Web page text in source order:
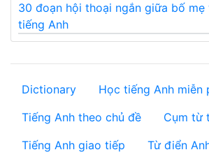
30 đoạn hội thoại ngắn giữa bố mẹ
tiếng Anh
Dictionary
Học tiếng Anh miễn
Tiếng Anh theo chủ đề
Cụm từ
Tiếng Anh giao tiếp
Từ điển